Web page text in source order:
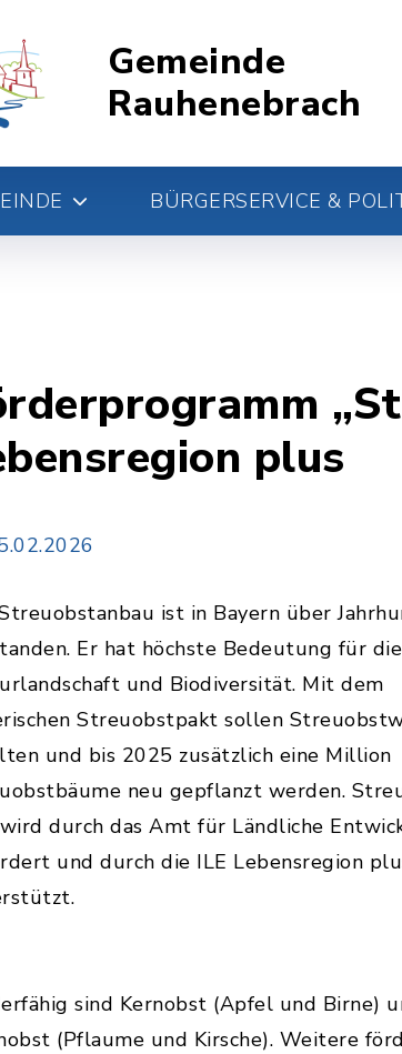
Gemeinde
Rauhenebrach
BÜRGERSERVICE &
plus
ist in Bayern über
Er hat höchste Bedeutung für die
und Biodiversität. Mit dem
Streuobstpakt sollen
und bis 2025 zusätzlich eine Million
neu gepflanzt werden.
durch das Amt für Ländliche
und durch die ILE Lebensregion
sind Kernobst (Apfel und Birne)
(Pflaume und Kirsche). Weitere